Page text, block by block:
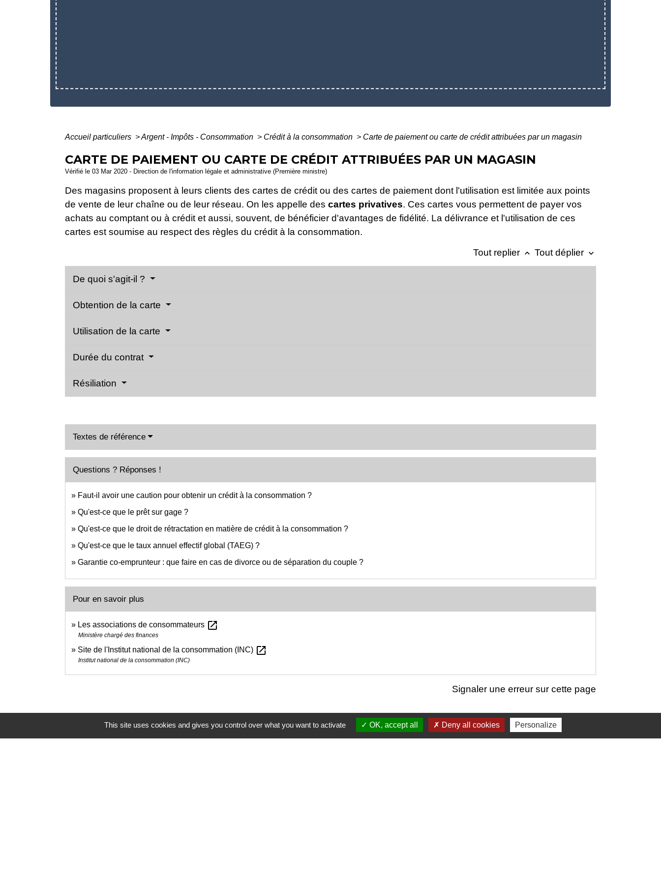
Accueil particuliers >Argent - Impôts - Consommation > Crédit à la consommation > Carte de paiement ou carte de crédit attribuées par un magasin
CARTE DE PAIEMENT OU CARTE DE CRÉDIT ATTRIBUÉES PAR UN MAGASIN
Vérifié le 03 Mar 2020 - Direction de l'information légale et administrative (Première ministre)
Des magasins proposent à leurs clients des cartes de crédit ou des cartes de paiement dont l'utilisation est limitée aux points
de vente de leur chaîne ou de leur réseau. On les appelle des cartes privatives. Ces cartes vous permettent de payer vos
achats au comptant ou à crédit et aussi, souvent, de bénéficier d'avantages de fidélité. La délivrance et l'utilisation de ces
cartes est soumise au respect des règles du crédit à la consommation.
Tout replier keyboard_arrow_up Tout déplier keyboard_arrow_down
De quoi s'agit-il ?
Obtention de la carte
Utilisation de la carte
Durée du contrat
Résiliation
Textes de référence
Questions ? Réponses !
Faut-il avoir une caution pour obtenir un crédit à la consommation ?
Qu'est-ce que le prêt sur gage ?
Qu'est-ce que le droit de rétractation en matière de crédit à la consommation ?
Qu'est-ce que le taux annuel effectif global (TAEG) ?
Garantie co-emprunteur : que faire en cas de divorce ou de séparation du couple ?
Pour en savoir plus
Les associations de consommateurs open_in_new
Ministère chargé des finances
Site de l'Institut national de la consommation (INC) open_in_new
Institut national de la consommation (INC)
Signaler une erreur sur cette page
This site uses cookies and gives you control over what you want to activate OK, accept all Deny all cookies Personalize